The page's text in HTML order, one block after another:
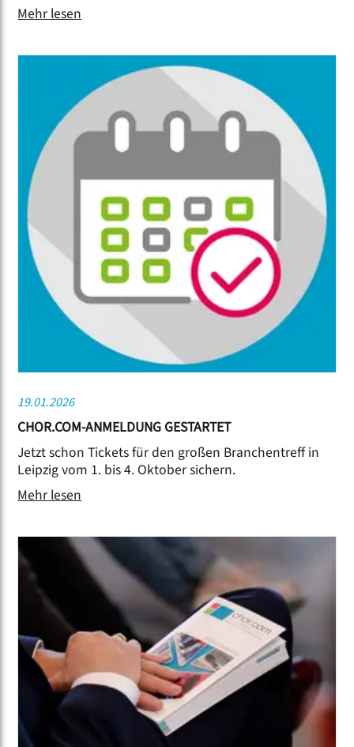
Mehr lesen
19.01.2026
CHOR.COM-ANMELDUNG GESTARTET
Jetzt schon Tickets für den großen Branchentreff in
Leipzig vom 1. bis 4. Oktober sichern.
Mehr lesen